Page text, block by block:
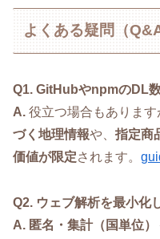
よくある疑問（
Q1. GitHubやnpmのDL
A. 役立つ場合もあります
づく地理情報や、 指定商
価値が限定されます。
Q2. ウェブ解析を最小化
A. 匿名・集計（国単位）